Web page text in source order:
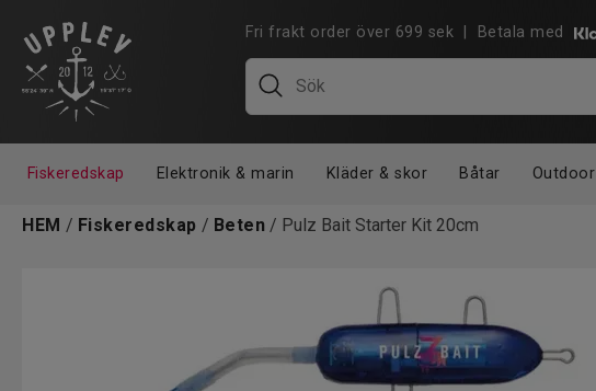
Fri frakt order över 699 sek | Betala med
Fiskeredskap Elektronik & marin Kläder & skor Båtar Outdoor
HEM / Fiskeredskap / Beten / Pulz Bait Starter Kit 20cm